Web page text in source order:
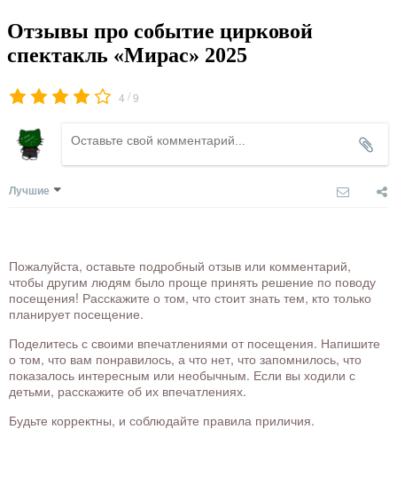
Отзывы про событие цирковой
спектакль «Мирас» 2025
4 /9
Лучшие
Пожалуйста, оставьте подробный отзыв или комментарий,
чтобы другим людям было проще принять решение по поводу
посещения! Расскажите о том, что стоит знать тем, кто только
планирует посещение.
Поделитесь с своими впечатлениями от посещения. Напишите
о том, что вам понравилось, а что нет, что запомнилось, что
показалось интересным или необычным. Если вы ходили с
детьми, расскажите об их впечатлениях.
Будьте корректны, и соблюдайте правила приличия.